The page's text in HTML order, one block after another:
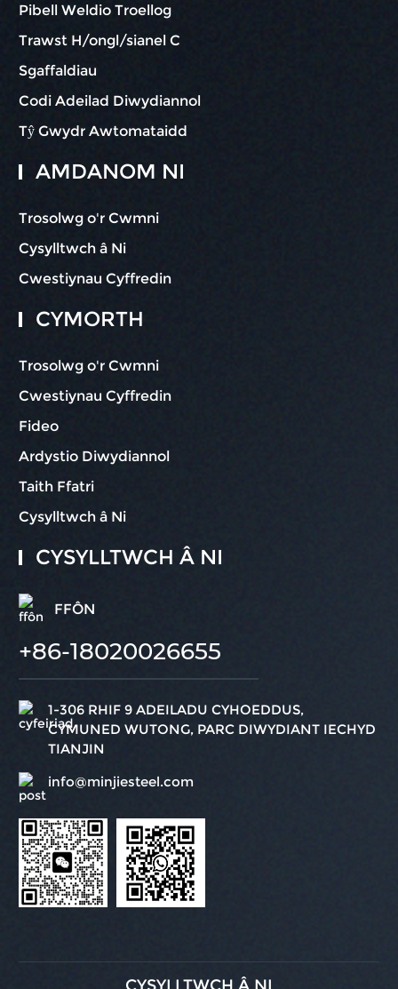
Pibell Weldio Troellog
Trawst H/ongl/sianel C
Sgaffaldiau
Codi Adeilad Diwydiannol
Tŷ Gwydr Awtomataidd
AMDANOM NI
Trosolwg o'r Cwmni
Cysylltwch â Ni
Cwestiynau Cyffredin
CYMORTH
Trosolwg o'r Cwmni
Cwestiynau Cyffredin
Fideo
Ardystio Diwydiannol
Taith Ffatri
Cysylltwch â Ni
CYSYLLTWCH Â NI
FFÔN
+86-18020026655
1-306 RHIF 9 ADEILADU CYHOEDDUS,
CYMUNED WUTONG, PARC DIWYDIANT IECHYD
TIANJIN
info@minjiesteel.com